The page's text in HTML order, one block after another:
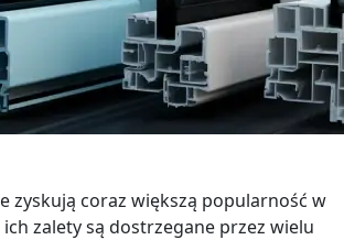
zyskują coraz większą popularność w
zalety są dostrzegane przez wielu